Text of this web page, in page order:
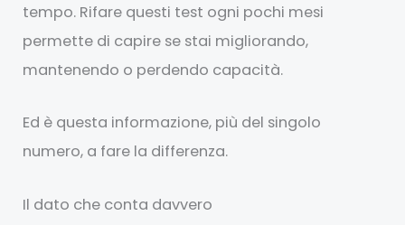
tempo. Rifare questi test ogni pochi mesi
permette di capire se stai migliorando,
mantenendo o perdendo capacità.
Ed è questa informazione, più del singolo
numero, a fare la differenza.
Il dato che conta davvero